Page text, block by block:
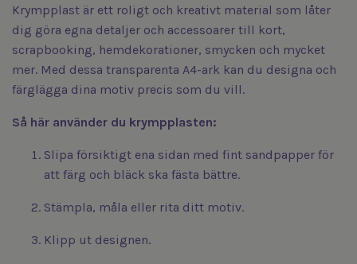
Krympplast är ett roligt och kreativt material som låter
dig göra egna detaljer och accessoarer till kort,
scrapbooking, hemdekorationer, smycken och mycket
mer. Med dessa transparenta A4-ark kan du designa och
färglägga dina motiv precis som du vill.
Så här använder du krympplasten:
Slipa försiktigt ena sidan med fint sandpapper för
att färg och bläck ska fästa bättre.
Stämpla, måla eller rita ditt motiv.
Klipp ut designen.